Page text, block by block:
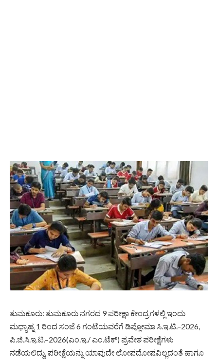
ತುಮಕೂರು: ತುಮಕೂರು ನಗರದ 9 ಪರೀಕ್ಷಾ ಕೇಂದ್ರಗಳಲ್ಲಿ ಇಂದು
ಮಧ್ಯಾಹ್ನ 1 ರಿಂದ ಸಂಜೆ 6 ಗಂಟೆಯವರೆಗೆ ಡಿಪ್ಲೋಮಾ ಸಿ.ಇ.ಟಿ.–2026,
ಪಿ.ಜಿ.ಸಿ.ಇ.ಟಿ.–2026(ಎಂ.ಇ./ ಎಂ.ಟೆಕ್) ಪ್ರವೇಶ ಪರೀಕ್ಷೆಗಳು
ನಡೆಯಲಿದ್ದು, ಪರೀಕ್ಷೆಯನ್ನು ಯಾವುದೇ ಲೋಪದೋಷವಿಲ್ಲದಂತೆ ಹಾಗೂ